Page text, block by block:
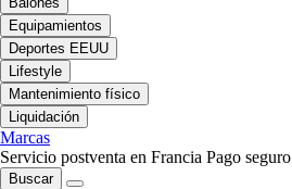
Equipamientos
Deportes EEUU
Lifestyle
Mantenimiento físico
Liquidación
Marcas
Servicio postventa en Francia Pago seguro
Buscar